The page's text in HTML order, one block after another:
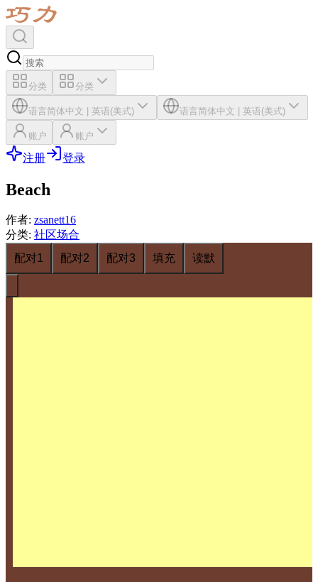
分类 分类
语言简体中文 | 英语(美式) 语言简体中文 | 英语(美式)
账户 账户
注册 登录
Beach
作者: zsanett16
分类: 社区场合
配对1
配对2 配对3 填充 读默